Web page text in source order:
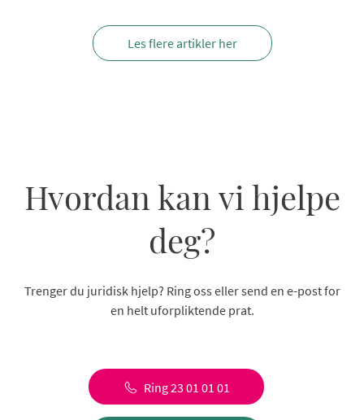
Les flere artikler her
Hvordan kan vi hjelpe
deg?
Trenger du juridisk hjelp? Ring oss eller send en e-post for
en helt uforpliktende prat.
Ring 23 01 01 01